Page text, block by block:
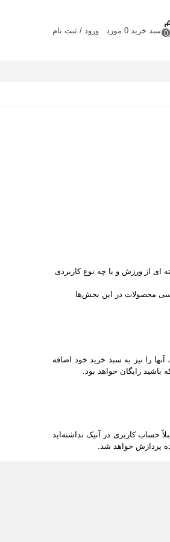
0 سبد خرید 0 مورد ورود / ثبت نام
ای از ورزش و یا چه نوع کاربردی
محصولات در این بخش‏‏‌ها
را نیز به سبد خرید خود اضافه
رایگان خواهد بود.
حساب کاربری در آنیک نداشته‌اید
پردازش خواهد شد.